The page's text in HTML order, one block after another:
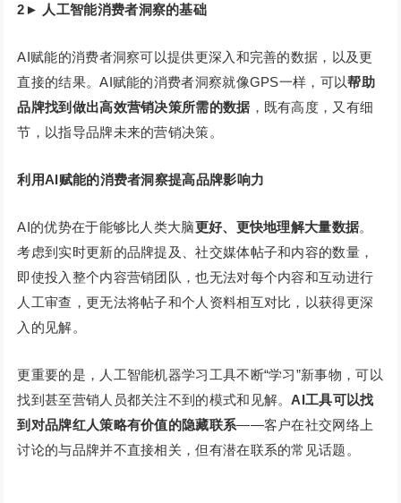
2 ► 人工智能消费者洞察的基础
AI赋能的消费者洞察可以提供更深入和完善的数据，以及更
直接的结果。AI赋能的消费者洞察就像GPS一样，可以帮助
品牌找到做出高效营销决策所需的数据 ，既有高度，又有细
节，以指导品牌未来的营销决策。
利用AI赋能的消费者洞察提高品牌影响力
AI的优势在于能够比人类大脑更好、更快地理解大量数据。
考虑到实时更新的品牌提及、社交媒体帖子和内容的数量，
即使投入整个内容营销团队，也无法对每个内容和互动进行
人工审查，更无法将帖子和个人资料相互对比，以获得更深
入的见解。
更重要的是，人工智能机器学习工具不断“学习”新事物，可以
找到甚至营销人员都关注不到的模式和见解。AI工具可以找
到对品牌红人策略有价值的隐藏联系——客户在社交网络上
讨论的与品牌并不直接相关，但有潜在联系的常见话题。